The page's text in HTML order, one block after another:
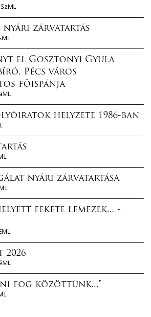
nyári zárvatartás
el Gosztonyi Gyula
Pécs város
főispánja
helyzete 1986-ban
nyári zárvatartása
fekete lemezek... -
2026
fog közöttünk..."